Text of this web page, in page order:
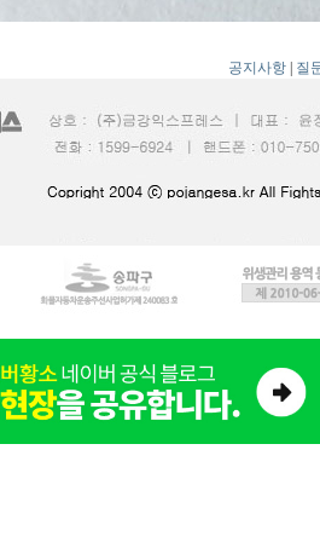
공지사항 | 질